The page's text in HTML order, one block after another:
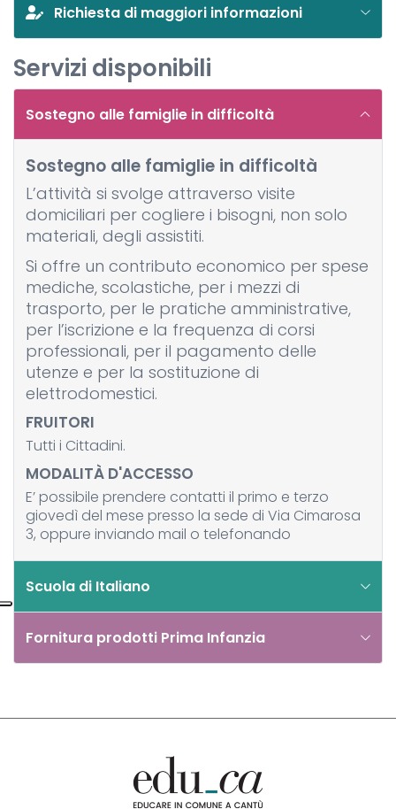
Richiesta di maggiori informazioni
Servizi disponibili
Sostegno alle famiglie in difficoltà
Sostegno alle famiglie in difficoltà
L’attività si svolge attraverso visite
domiciliari per cogliere i bisogni, non solo
materiali, degli assistiti.
Si offre un contributo economico per spese
mediche, scolastiche, per i mezzi di
trasporto, per le pratiche amministrative,
per l’iscrizione e la frequenza di corsi
professionali, per il pagamento delle
utenze e per la sostituzione di
elettrodomestici.
FRUITORI
Tutti i Cittadini.
MODALITÀ D'ACCESSO
E’ possibile prendere contatti il primo e terzo
giovedì del mese presso la sede di Via Cimarosa
3, oppure inviando mail o telefonando
Scuola di Italiano
Fornitura prodotti Prima Infanzia